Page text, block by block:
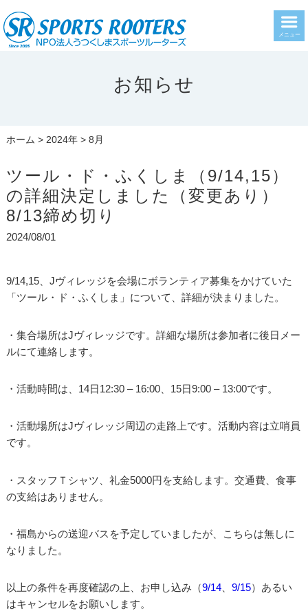
メニュー
お知らせ
ホーム > 2024年> 8月
ツール・ド・ふくしま（9/14,15）
の詳細決定しました（変更あり）
8/13締め切り
2024/08/01
9/14,15、Jヴィレッジを会場にボランティア募集をかけていた
「ツール・ド・ふくしま」について、詳細が決まりました。
・集合場所はJヴィレッジです。詳細な場所は参加者に後日メー
ルにて連絡します。
・活動時間は、14日12:30 – 16:00、15日9:00 – 13:00です。
・活動場所はJヴィレッジ周辺の走路上です。活動内容は立哨員
です。
・スタッフＴシャツ、礼金5000円を支給します。交通費、食事
の支給はありません。
・福島からの送迎バスを予定していましたが、こちらは無しに
なりました。
以上の条件を再度確認の上、お申し込み（9/14、 9/15）あるい
はキャンセルをお願いします。